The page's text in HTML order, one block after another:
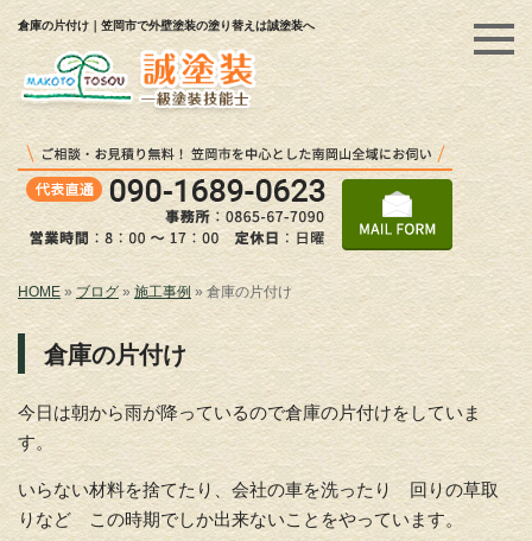
倉庫の片付け｜笠岡市で外壁塗装の塗り替えは誠塗装へ
HOME» ブログ» 施工事例 » 倉庫の片付け
倉庫の片付け
今日は朝から雨が降っているので倉庫の片付けをしていま
す。
いらない材料を捨てたり、会社の車を洗ったり 回りの草取
りなど この時期でしか出来ないことをやっています。